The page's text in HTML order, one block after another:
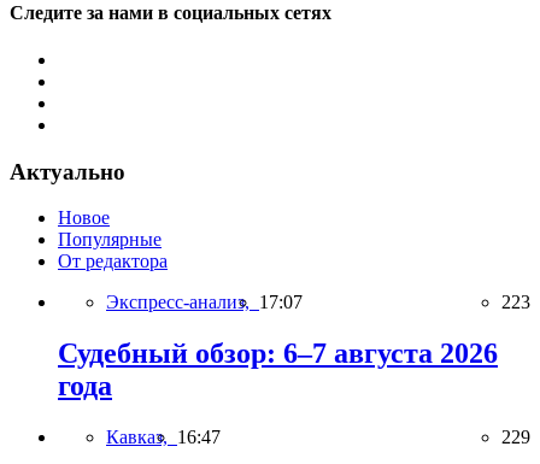
Следите за нами в социальных сетях
Актуально
Новое
Популярные
От редактора
Экспресс-анализ, 17:07 223
Судебный обзор: 6–7 августа 2026
года
Кавказ, 16:47 229